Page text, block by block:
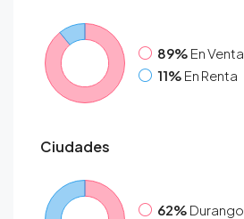
89% En Venta
11% En Renta
Ciudades
62% Durango